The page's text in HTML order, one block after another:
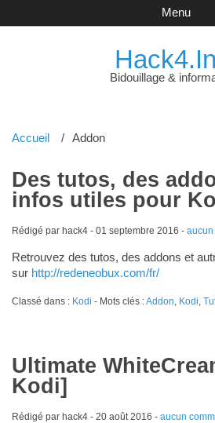
Bidouillage &
Menu
Accueil Addon
Des tutos, des
infos utiles pour
Rédigé par hack4 - 01 septembre 2016 - aucun
Retrouvez des tutos, des addons et
sur http://redeneobux.com/fr/
Classé dans : Kodi - Mots clés :Addon Kodi
Ultimate
Kodi]
Rédigé par hack4 - 20 août 2016 - aucun